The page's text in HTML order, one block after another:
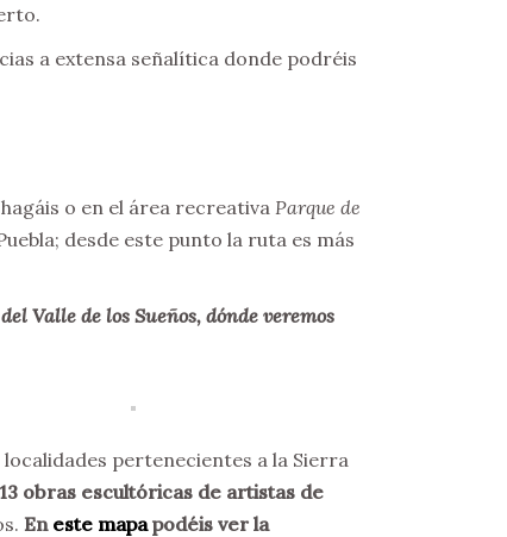
a extensa señalítica donde podréis
o en el área recreativa Parque de
desde este punto la ruta es más
Valle de los Sueños, dónde veremos
localidades pertenecientes a la Sierra
obras escultóricas de artistas de
En este mapapodéis ver la